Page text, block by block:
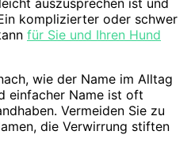
komplizierter oder schwer
für Sie und Ihren Hund
wie der Name im Alltag
einfacher Name ist oft
Vermeiden Sie zu
die Verwirrung stiften